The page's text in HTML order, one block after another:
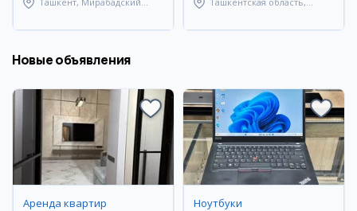
Новые объявления
Аренда квартир Ноутбуки